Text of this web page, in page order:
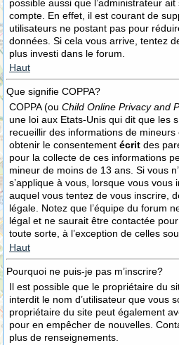
possible aussi que l’administrateur
compte. En effet, il est courant de
utilisateurs ne postant pas pour
données. Si cela vous arrive, tentez
plus investi dans le forum.
Haut
Que signifie COPPA?
COPPA (ou Child Online Privacy and
une loi aux Etats-Unis qui dit que les
recueillir des informations de
obtenir le consentement écrit des
pour la collecte de ces informations
mineur de moins de 13 ans. Si vous
s’applique à vous, lorsque vous
auquel vous tentez de vous inscrire,
légale. Notez que l’équipe du forum
légal et ne saurait être contactée
toute sorte, à l’exception de celles
Haut
Pourquoi ne puis-je pas m’inscrire?
Il est possible que le propriétaire du
interdit le nom d’utilisateur que vous
propriétaire du site peut également
pour en empêcher de nouvelles.
plus de renseignements.